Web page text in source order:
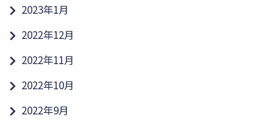
2023年1月
2022年12月
2022年11月
2022年10月
2022年9月